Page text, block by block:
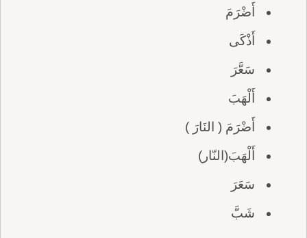
أَضْرَمَ
أَذْكَى
سَعَّرَ
أَلْهَبَ
أَضْرَمَ ( النَارَ )
أَلْهَبَ(النّار)
سَعَرَ
شَبَّ